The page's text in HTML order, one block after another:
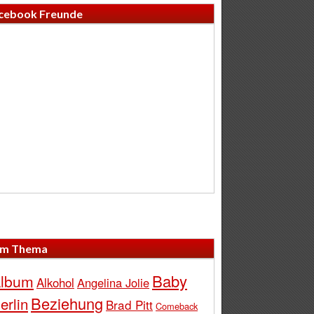
Freunde
Thema
Alkohol Angelina Jolie Baby
Beziehung Brad Pitt Comeback